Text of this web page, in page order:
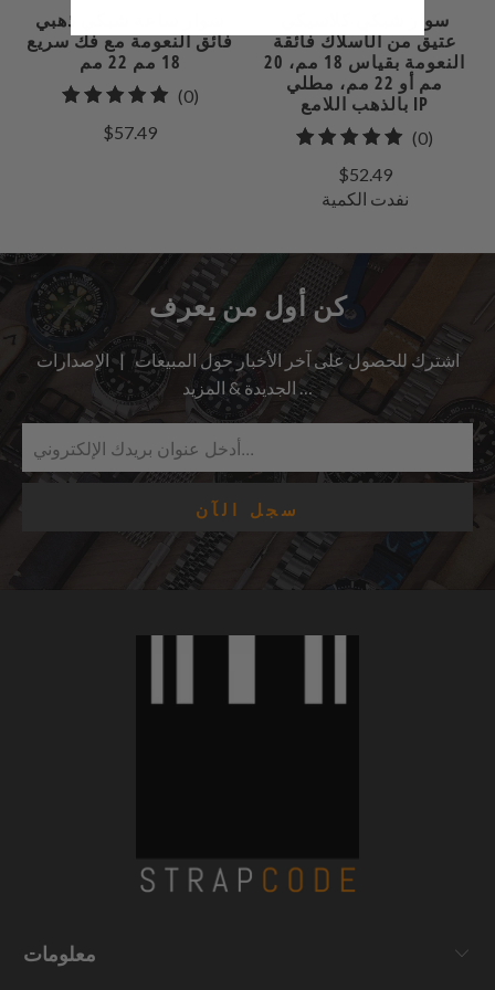
سوار ساعة شبكي ذهبي
فائق النعومة مع فك سريع
18 مم 22 مم
(0)0
$57.49
سوار شبكي كلاسيكي
عتيق من الأسلاك فائقة
النعومة بقياس 18 مم، 20
مم أو 22 مم، مطلي
بالذهب اللامع IP
(0)
$52.49
نفدت الكمية
كن أول من يعرف
اشترك للحصول على آخر الأخبار حول المبيعات | الإصدارات
الجديدة & المزيد …
معلومات